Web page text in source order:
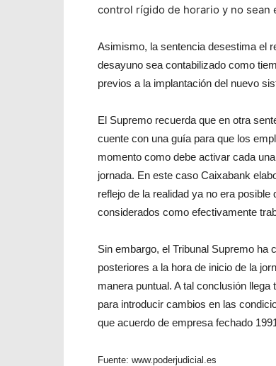
control rígido de horario y no sean
Asimismo, la sentencia desestima el
desayuno sea contabilizado como
previos a la implantación del nuevo
El Supremo recuerda que en otra
cuente con una guía para que los
momento como debe activar cada
jornada. En este caso Caixabank
reflejo de la realidad ya no era
considerados como efectivamente
Sin embargo, el Tribunal Supremo ha
posteriores a la hora de inicio de la
manera puntual. A tal conclusión
para introducir cambios en las
que acuerdo de empresa fechado
Fuente: www.poderjudicial.es